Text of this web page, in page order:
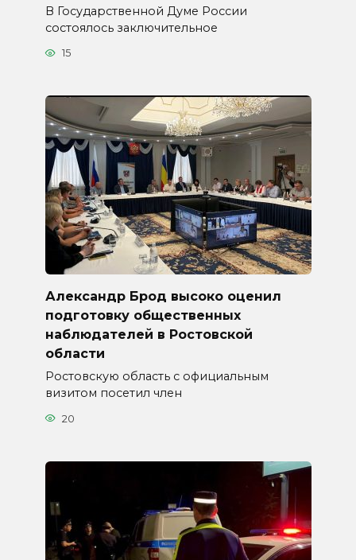
В Государственной Думе России
состоялось заключительное
15
Александр Брод высоко оценил
подготовку общественных
наблюдателей в Ростовской
области
Ростовскую область с официальным
визитом посетил член
20